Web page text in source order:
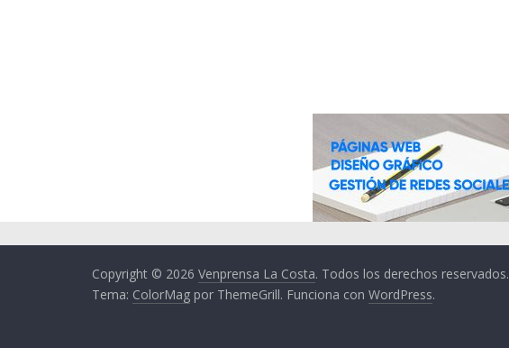
Copyright © 2026 Venprensa La Costa. Todos los derechos reservados.
Tema: ColorMag por ThemeGrill. Funciona con WordPress.